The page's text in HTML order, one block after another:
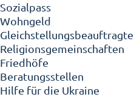
Sozialpass
Wohngeld
Gleichstellungsbeauftragte
Religionsgemeinschaften
Friedhöfe
Beratungsstellen
Hilfe für die Ukraine